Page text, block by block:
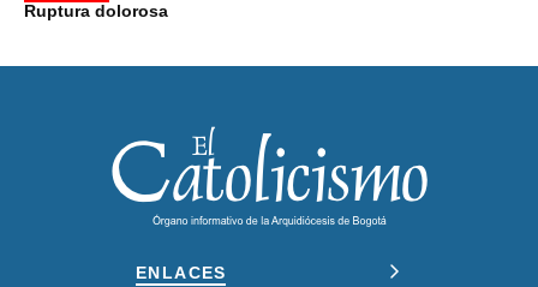
Ruptura dolorosa
ENLACES